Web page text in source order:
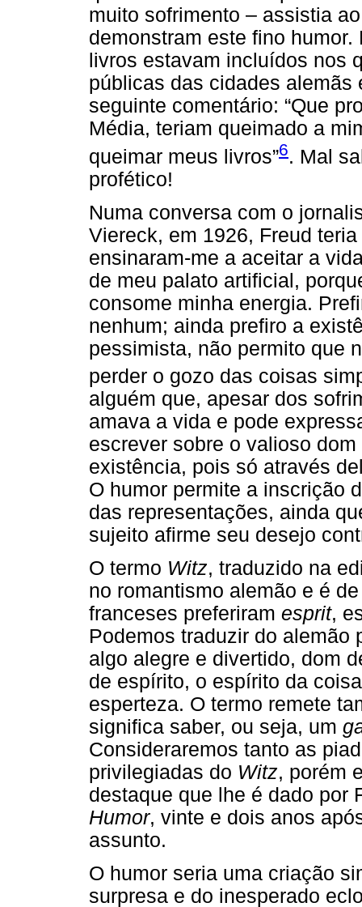
muito sofrimento – assistia
demonstram este fino
livros estavam incluídos nos
públicas das cidades alemãs
seguinte comentário: “Que
Média, teriam queimado a
queimar meus livros”6. Mal
profético!
Numa conversa com o
Viereck, em 1926, Freud
ensinaram-me a aceitar a
de meu palato artificial,
consome minha energia.
nenhum; ainda prefiro a
pessimista, não permito que
perder o gozo das coisas
alguém que, apesar dos
amava a vida e pode
escrever sobre o valioso
existência, pois só através
O humor permite a inscrição
das representações, ainda
sujeito afirme seu desejo
O termo Witz, traduzido na
no romantismo alemão e é
franceses preferiram esprit,
Podemos traduzir do alemão
algo alegre e divertido, dom
de espírito, o espírito da
esperteza. O termo remete
significa saber, ou seja, um
Consideraremos tanto as
privilegiadas do Witz, porém
destaque que lhe é dado por
Humor, vinte e dois anos
assunto.
O humor seria uma criação
surpresa e do inesperado